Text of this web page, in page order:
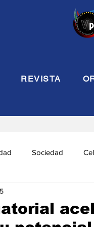
REVISTA
Sociedad